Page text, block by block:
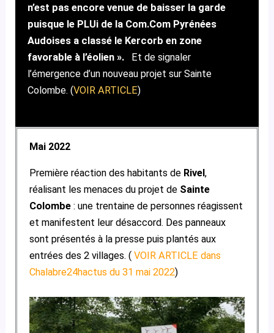
n’est pas encore venue de baisser la garde
puisque le PLUi de la Com.Com Pyrénées
Audoises a classé le Kercorb en zone
favorable à l’éolien ». Et de signaler
l’émergence d’un nouveau projet sur Sainte
Colombe. (VOIR ARTICLE)
Mai 2022
Première réaction des habitants de Rivel,
réalisant les menaces du projet de Sainte
Colombe : une trentaine de personnes réagissent
et manifestent leur désaccord. Des panneaux
sont présentés à la presse puis plantés aux
entrées des 2 villages. (VOIR ARTICLE dans
Chalabre24hactus du 31 mai 2022)